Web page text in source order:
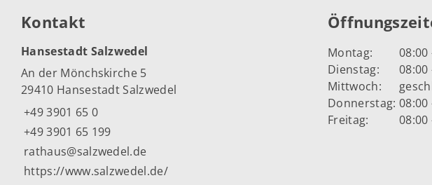
Kontakt
Hansestadt Salzwedel
An der Mönchskirche 5
29410 Hansestadt Salzwedel
+49 3901 65 0
+49 3901 65 199
rathaus@salzwedel.de
https://www.salzwedel.de/
Montag:
08:00
Dienstag:
08:00
Mittwoch:
Donnerstag: 08:00
Freitag:
08:00